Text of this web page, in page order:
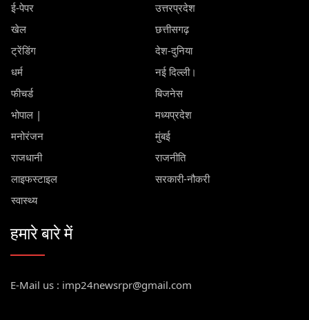
ई-पेपर
उत्तरप्रदेश
खेल
छत्तीसगढ़
ट्रेंडिंग
देश-दुनिया
धर्म
नई दिल्ली।
फीचर्ड
बिजनेस
भोपाल |
मध्यप्रदेश
मनोरंजन
मुंबई
राजधानी
राजनीति
लाइफस्टाइल
सरकारी-नौकरी
स्वास्थ्य
हमारे बारे में
E-Mail us : imp24newsrpr@gmail.com